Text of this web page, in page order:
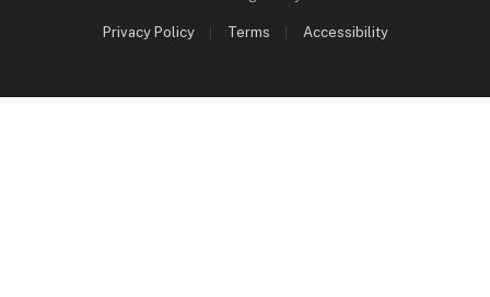
Privacy Policy Terms Accessibility